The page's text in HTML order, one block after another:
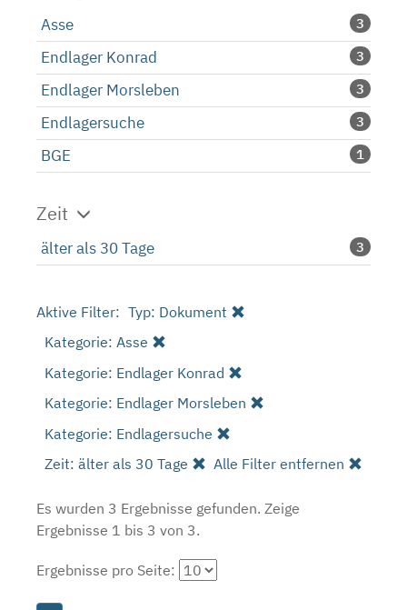
Asse 3
Endlager Konrad 3
Endlager Morsleben 3
Endlagersuche 3
BGE 1
Zeit
älter als 30 Tage 3
Aktive Filter: Typ: Dokument
Kategorie: Asse
Kategorie: Endlager Konrad
Kategorie: Endlager Morsleben
Kategorie: Endlagersuche
Zeit: älter als 30 Tage
Alle Filter entfernen
Es wurden 3 Ergebnisse gefunden. Zeige
Ergebnisse 1 bis 3 von 3.
Ergebnisse pro Seite: